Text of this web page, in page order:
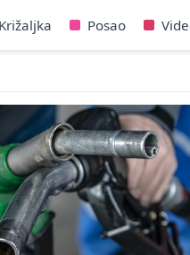
Križaljka Posao